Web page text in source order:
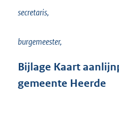
secretaris,
burgemeester,
Bijlage Kaart
gemeente Heerde